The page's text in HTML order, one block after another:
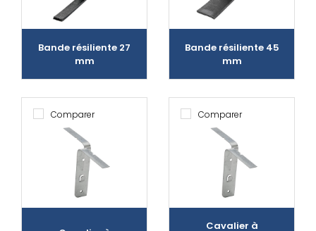
Bande résiliente 27
mm
Bande résiliente 45
mm
Comparer Comparer
Cavalier à